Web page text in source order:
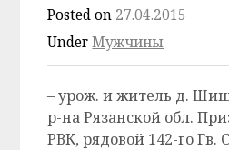
Posted on 27.04.2015
UnderМужчины
– урож. и житель д.
р-на Рязанской обл.
РВК, рядовой 142-го Гв.